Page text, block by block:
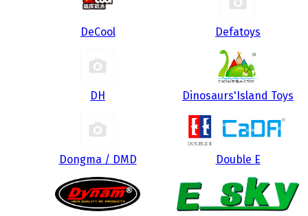
DeCool Defatoys
DH Dinosaurs'Island Toys
Dongma / DMD Double E